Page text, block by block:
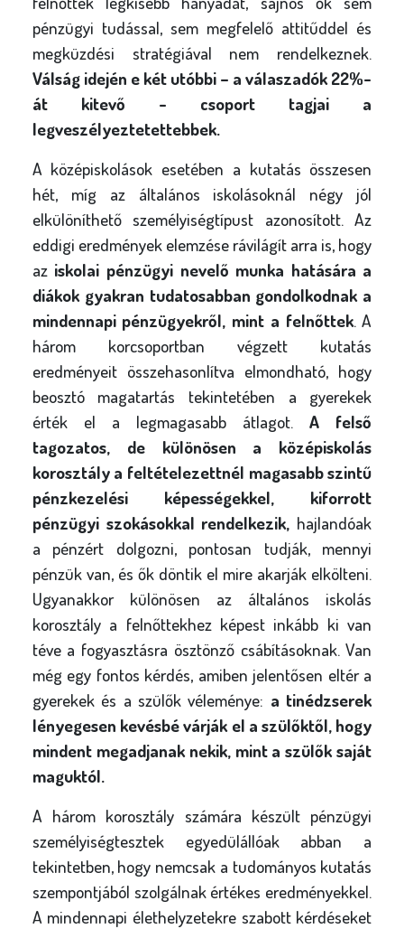
pénzügyi tudással, sem megfelelő attitűddel és
megküzdési stratégiával nem rendelkeznek.
Válság idején e két utóbbi – a válaszadók 22%-
át kitevő - csoport tagjai a
legveszélyeztetettebbek.
A középiskolások esetében a kutatás összesen
hét, míg az általános iskolásoknál négy jól
elkülöníthető személyiségtípust azonosított. Az
eddigi eredmények elemzése rávilágít arra is, hogy
aziskolai pénzügyi nevelő munka hatására a
diákok gyakran tudatosabban gondolkodnak a
mindennapi pénzügyekről, mint a felnőttek. A
három korcsoportban végzett kutatás
eredményeit összehasonlítva elmondható, hogy
beosztó magatartás tekintetében a gyerekek
érték el a legmagasabb átlagot.A felső
tagozatos, de különösen a középiskolás
korosztály a feltételezettnél magasabb szintű
pénzkezelési képességekkel, kiforrott
pénzügyi szokásokkal rendelkezik, hajlandóak
a pénzért dolgozni, pontosan tudják, mennyi
pénzük van, és ők döntik el mire akarják elkölteni.
Ugyanakkor különösen az általános iskolás
korosztály a felnőttekhez képest inkább ki van
téve a fogyasztásra ösztönző csábításoknak. Van
még egy fontos kérdés, amiben jelentősen eltér a
gyerekek és a szülők véleménye: a tinédzserek
lényegesen kevésbé várják el a szülőktől, hogy
mindent megadjanak nekik, mint a szülők saját
maguktól.
A három korosztály számára készült pénzügyi
személyiségtesztek egyedülállóak abban a
tekintetben, hogy nemcsak a tudományos kutatás
szempontjából szolgálnak értékes eredményekkel.
A mindennapi élethelyzetekre szabott kérdéseket